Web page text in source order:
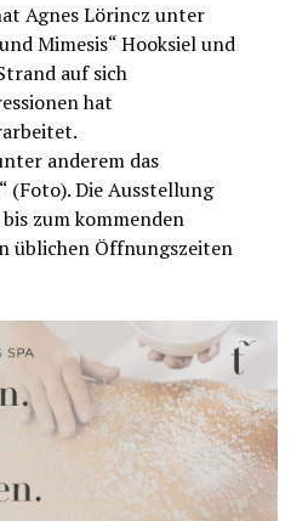
Agnes Lörincz unter
Mimesis“ Hooksiel und
auf sich
hat
anderem das
(Foto). Die Ausstellung
zum kommenden
üblichen Öffnungszeiten